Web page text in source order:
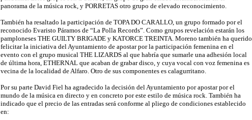
panorama de la música rock, y PORRETAS otro grupo de elevado reconocimiento.
También ha resaltado la participación de TOPA DO CARALLO, un grupo formado por el
reconocido Evaristo Páramos de “La Polla Records”. Como grupos revelación estarán los
pamploneses THE GUILTY BRIGADE y KATORCE TREINTA. Moreno también ha querido
felicitar la iniciativa del Ayuntamiento de apostar por la participación femenina en el
evento con el grupo musical THE LIZARDS al que habría que sumarle una adhesión local
de última hora, ETHERNAL que acaban de grabar disco, y cuya vocal con voz femenina es
vecina de la localidad de Alfaro. Otro de sus componentes es calagurritano.
Por su parte David Fiel ha agradecido la decisión del Ayuntamiento por apostar por el
mundo de la música en directo y en concreto por este estilo de música rock. También ha
indicado que el precio de las entradas será conforme al pliego de condiciones establecido
en: